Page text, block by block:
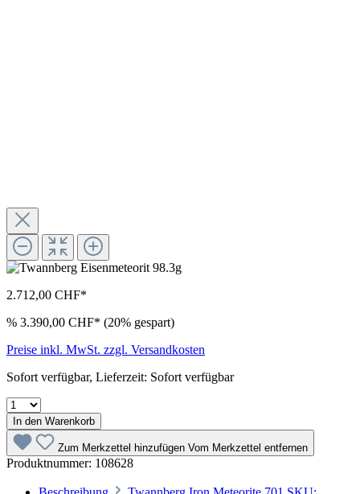
2.712,00 CHF*
% 3.390,00 CHF* (20% gespart)
Preise inkl. MwSt. zzgl. Versandkosten
Sofort verfügbar, Lieferzeit: Sofort verfügbar
In den Warenkorb
Zum Merkzettel hinzufügen Vom Merkzettel entfernen
Produktnummer: 108628